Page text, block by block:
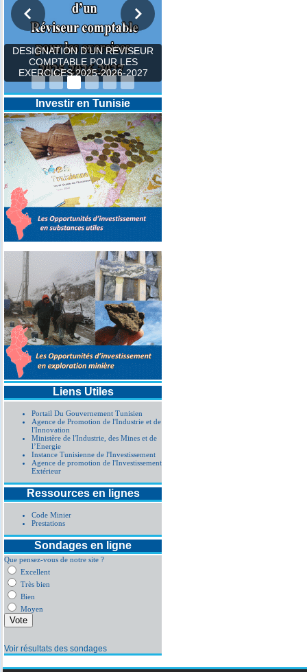
DESIGNATION D’UN REVISEUR
COMPTABLE POUR LES
EXERCICES 2025-2026-2027
Investir en Tunisie
Liens Utiles
Portail Du Gouvernement Tunisien
Agence de Promotion de l'Industrie et de
l'Innovation
Ministère de l'Industrie, des Mines et de
l’Energie
Instance Tunisienne de l'Investissement
Agence de promotion de l'Investissement
Extérieur
Ressources en lignes
Code Minier
Prestations
Sondages en ligne
Que pensez-vous de notre site ?
Excellent
Très bien
Bien
Moyen
Voir résultats des sondages